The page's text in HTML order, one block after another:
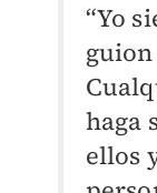
“Yo
haga
ellos